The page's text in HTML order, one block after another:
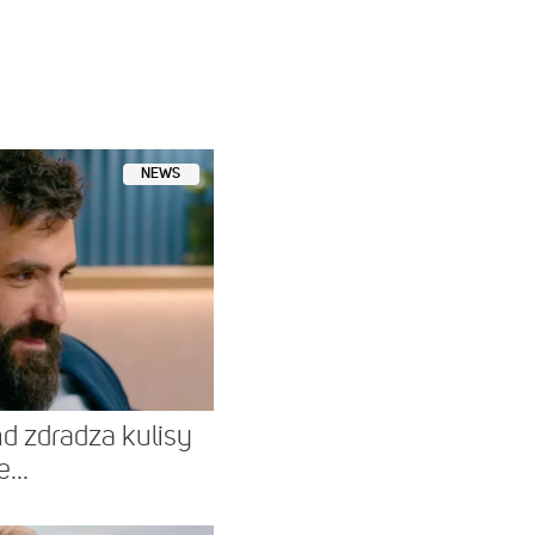
NEWS
zdradza kulisy